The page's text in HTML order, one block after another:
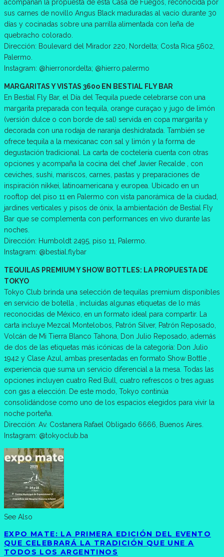
acompañan la propuesta de esta Casa de Fuegos, reconocida por
sus carnes de novillo Angus Black maduradas al vacío durante 30
días y cocinadas sobre una parrilla alimentada con leña de
quebracho colorado.
Dirección: Boulevard del Mirador 220, Nordelta; Costa Rica 5602,
Palermo.
Instagram: @hierronordelta; @hierro.palermo
MARGARITAS Y VISTAS 360o EN BESTIAL FLY BAR
En Bestial Fly Bar, el Día del Tequila puede celebrarse con una
margarita preparada con tequila, orange curaçao y jugo de limón
(versión dulce o con borde de sal) servida en copa margarita y
decorada con una rodaja de naranja deshidratada. También se
ofrece tequila a la mexicanac con sal y limón y la forma de
degustación tradicional. La carta de coctelería cuenta con otras
opciones y acompaña la cocina del chef Javier Recalde , con
ceviches, sushi, mariscos, carnes, pastas y preparaciones de
inspiración nikkei, latinoamericana y europea. Ubicado en un
rooftop del piso 11 en Palermo con vista panorámica de la ciudad,
jardines verticales y pisos de ónix, la ambientación de Bestial Fly
Bar que se complementa con performances en vivo durante las
noches.
Dirección: Humboldt 2495, piso 11, Palermo.
Instagram: @bestial.flybar
TEQUILAS PREMIUM Y SHOW BOTTLES: LA PROPUESTA DE
TOKYO
Tokyo Club brinda una selección de tequilas premium disponibles
en servicio de botella , incluidas algunas etiquetas de lo más
reconocidas de México, en un formato ideal para compartir. La
carta incluye Mezcal Montelobos, Patrón Silver, Patrón Reposado,
Volcán de Mi Tierra Blanco Tahona, Don Julio Reposado, además
de dos de las etiquetas más icónicas de la categoría: Don Julio
1942 y Clase Azul, ambas presentadas en formato Show Bottle ,
experiencia que suma un servicio diferencial a la mesa. Todas las
opciones incluyen cuatro Red Bull, cuatro refrescos o tres aguas
con gas a elección. De este modo, Tokyo continúa
consolidándose como uno de los espacios elegidos para vivir la
noche porteña.
Dirección: Av. Costanera Rafael Obligado 6666, Buenos Aires.
Instagram: @tokyoclub.ba
See Also
EXPO MATE: LA PRIMERA EDICIÓN DEL EVENTO
QUE CELEBRARÁ LA TRADICIÓN QUE UNE A
TODOS LOS ARGENTINOS